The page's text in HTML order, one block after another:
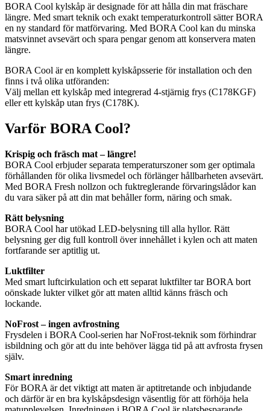
BORA Cool kylskåp är designade för att hålla din mat fräschare
längre. Med smart teknik och exakt temperaturkontroll sätter BORA
en ny standard för matförvaring. Med BORA Cool kan du minska
matsvinnet avsevärt och spara pengar genom att konservera maten
längre.
BORA Cool är en komplett kylskåpsserie för installation och den
finns i två olika utföranden:
Välj mellan ett kylskåp med integrerad 4-stjärnig frys (C178KGF)
eller ett kylskåp utan frys (C178K).
Varför BORA Cool?
Krispig och fräsch mat – längre!
BORA Cool erbjuder separata temperaturszoner som ger optimala
förhållanden för olika livsmedel och förlänger hållbarheten avsevärt.
Med BORA Fresh nollzon och fuktreglerande förvaringslådor kan
du vara säker på att din mat behåller form, näring och smak.
Rätt belysning
BORA Cool har utökad LED-belysning till alla hyllor. Rätt
belysning ger dig full kontroll över innehållet i kylen och att maten
fortfarande ser aptitlig ut.
Luktfilter
Med smart luftcirkulation och ett separat luktfilter tar BORA bort
oönskade lukter vilket gör att maten alltid känns fräsch och
lockande.
NoFrost – ingen avfrostning
Frysdelen i BORA Cool-serien har NoFrost-teknik som förhindrar
isbildning och gör att du inte behöver lägga tid på att avfrosta frysen
själv.
Smart inredning
För BORA är det viktigt att maten är aptitretande och inbjudande
och därför är en bra kylskåpsdesign väsentlig för att förhöja hela